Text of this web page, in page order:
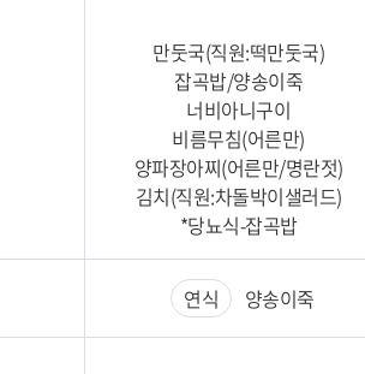
만둣국(직원:떡만둣국)
잡곡밥/양송이죽
너비아니구이
비름무침(어른만)
양파장아찌(어른만/명란젓)
김치(직원:차돌박이샐러드)
*당뇨식-잡곡밥
연식 양송이죽